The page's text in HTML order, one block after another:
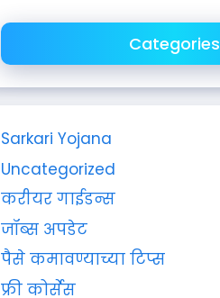
Categories
Sarkari Yojana
Uncategorized
करीयर गाईडन्स
जॉब्स अपडेट
पैसे कमावण्याच्या टिप्स
फ्री कोर्सेस